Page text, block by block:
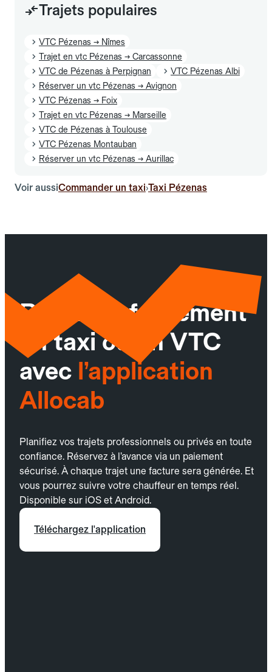
Trajets populaires
VTC Pézenas → Nîmes
Trajet en vtc Pézenas → Carcassonne
VTC de Pézenas à Perpignan
VTC Pézenas Albi
Réserver un vtc Pézenas → Avignon
VTC Pézenas → Foix
Trajet en vtc Pézenas → Marseille
VTC de Pézenas à Toulouse
VTC Pézenas Montauban
Réserver un vtc Pézenas → Aurillac
Voir aussiCommander un taxi›Taxi Pézenas
Réservez facilement
un taxi ou un VTC
avec l’application
Allocab
Planifiez vos trajets professionnels ou privés en toute
confiance. Réservez à l’avance via un paiement
sécurisé. À chaque trajet une facture sera générée. Et
vous pourrez suivre votre chauffeur en temps réel.
Disponible sur iOS et Android.
Téléchargez l'application